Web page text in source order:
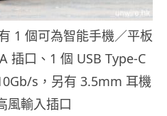
1 個可為智能手機／平板
插口、1 個 USB Type-C
s，另有 3.5mm 耳機
風輸入插口